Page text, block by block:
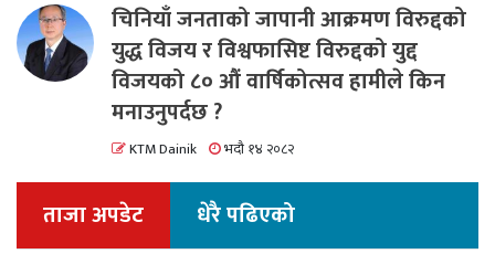
चिनियाँ जनताको जापानी आक्रमण विरुद्दको
युद्ध विजय र विश्वफासिष्ट विरुद्दको युद्द
विजयको ८० औं वार्षिकोत्सव हामीले किन
मनाउनुपर्दछ ?
KTM Dainik भदौ १४ २०८२
ताजा अपडेट धेरै पढिएको